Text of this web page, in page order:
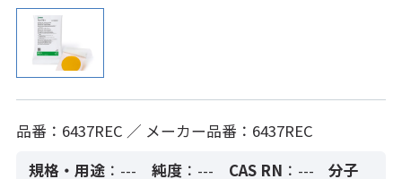
品番：6437REC ／ メーカー品番：6437REC
規格・用途 ：--- 純度：--- CAS RN ：---
分子